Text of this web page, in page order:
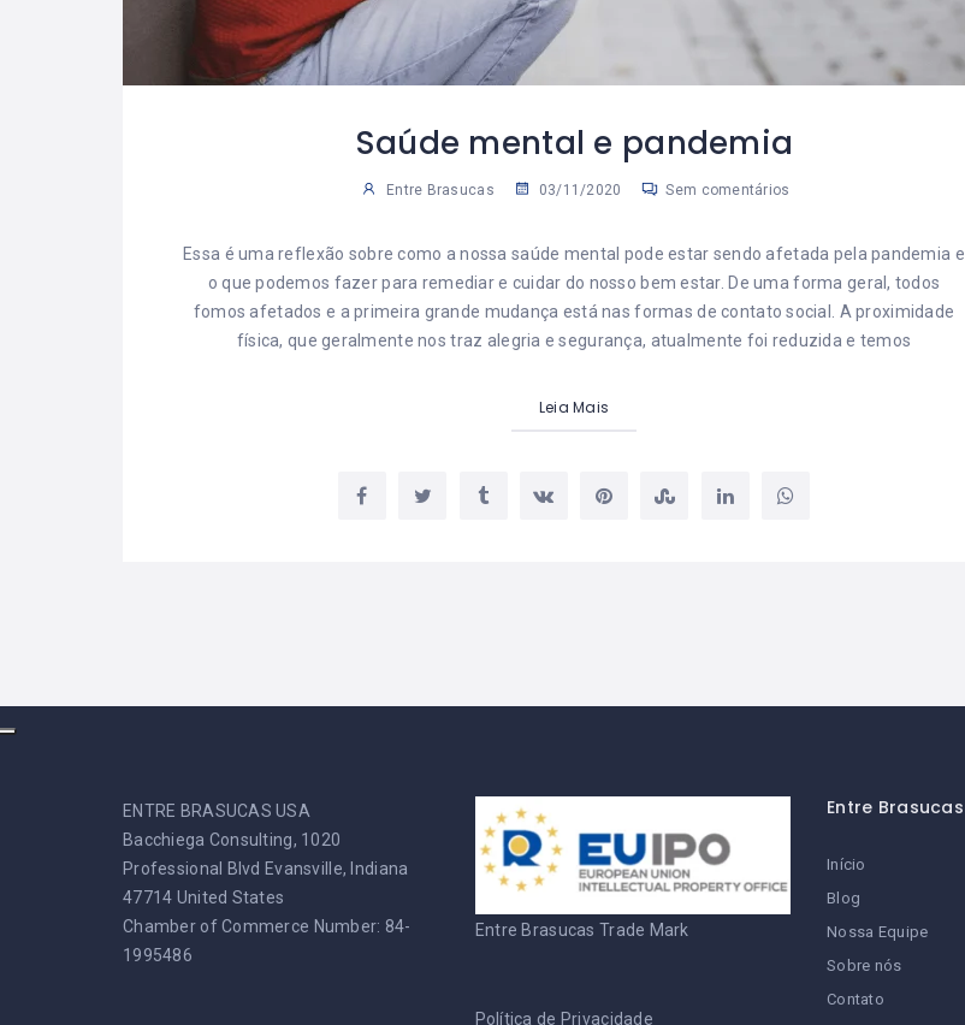
Saúde mental e pandemia
Entre Brasucas 03/11/2020 Sem comentários
Essa é uma reflexão sobre como a nossa saúde mental pode estar sendo afetada pela pandemia e
o que podemos fazer para remediar e cuidar do nosso bem estar. De uma forma geral, todos
fomos afetados e a primeira grande mudança está nas formas de contato social. A proximidade
física, que geralmente nos traz alegria e segurança, atualmente foi reduzida e temos
Leia Mais
ENTRE BRASUCAS USA
Bacchiega Consulting, 1020
Professional Blvd Evansville, Indiana
47714 United States
Chamber of Commerce Number: 84-
1995486
Entre Brasucas Trade Mark
Política de Privacidade
Entre Brasucas
Início
Blog
Nossa Equipe
Sobre nós
Contato